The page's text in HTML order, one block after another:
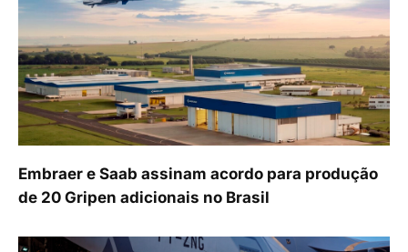
Embraer e Saab assinam acordo para produção
de 20 Gripen adicionais no Brasil